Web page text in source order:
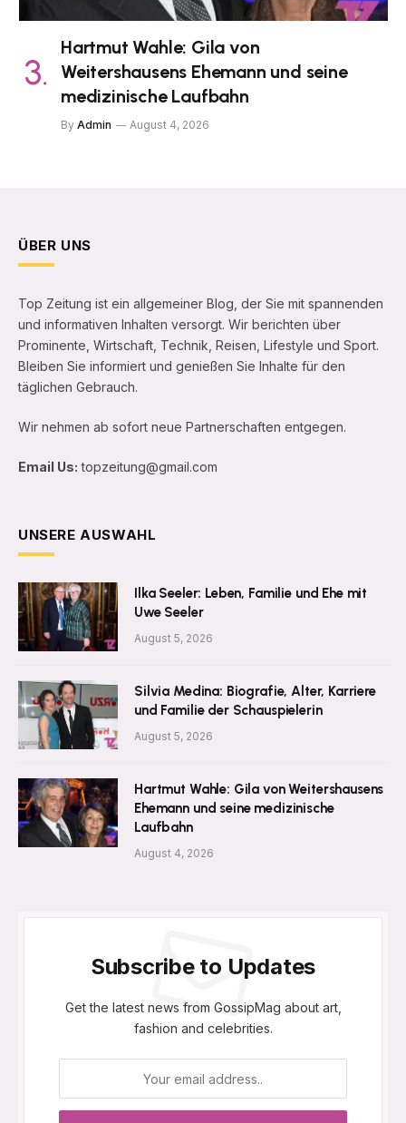
Hartmut Wahle: Gila von
Weitershausens Ehemann und seine
medizinische Laufbahn
By Admin August 4, 2026
ÜBER UNS
Top Zeitung ist ein allgemeiner Blog, der Sie mit spannenden
und informativen Inhalten versorgt. Wir berichten über
Prominente, Wirtschaft, Technik, Reisen, Lifestyle und Sport.
Bleiben Sie informiert und genießen Sie Inhalte für den
täglichen Gebrauch.
Wir nehmen ab sofort neue Partnerschaften entgegen.
Email Us: topzeitung@gmail.com
UNSERE AUSWAHL
Ilka Seeler: Leben, Familie und Ehe mit
Uwe Seeler
August 5, 2026
Silvia Medina: Biografie, Alter, Karriere
und Familie der Schauspielerin
August 5, 2026
Hartmut Wahle: Gila von Weitershausens
Ehemann und seine medizinische
Laufbahn
August 4, 2026
Subscribe to Updates
Get the latest news from GossipMag about art,
fashion and celebrities.